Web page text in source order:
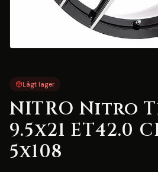
Lågt lager
NITRO Nitro
9.5x21 ET42.0
5x108